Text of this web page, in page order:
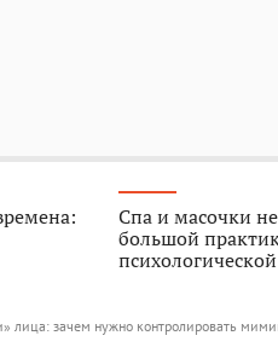
Спа и масочки
большой
лица: зачем нужно контролировать